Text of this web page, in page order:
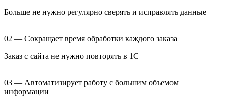
Больше не нужно регулярно сверять и исправлять данные
02 — Сокращает время обработки каждого заказа
Заказ с сайта не нужно повторять в 1С
03 — Автоматизирует работу с большим объемом
информации